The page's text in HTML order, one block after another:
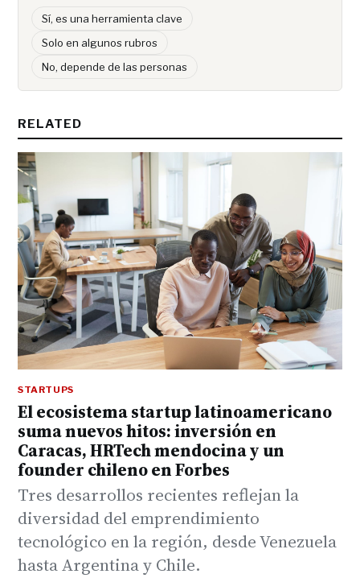
Sí, es una herramienta clave
Solo en algunos rubros
No, depende de las personas
RELATED
STARTUPS
El ecosistema startup latinoamericano
suma nuevos hitos: inversión en
Caracas, HRTech mendocina y un
founder chileno en Forbes
Tres desarrollos recientes reflejan la
diversidad del emprendimiento
tecnológico en la región, desde Venezuela
hasta Argentina y Chile.